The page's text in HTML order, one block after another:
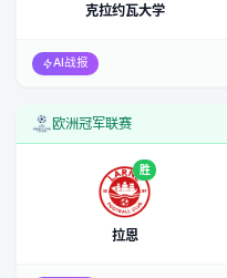
克拉约瓦大学
AI战报
欧洲冠军联赛
胜
拉恩